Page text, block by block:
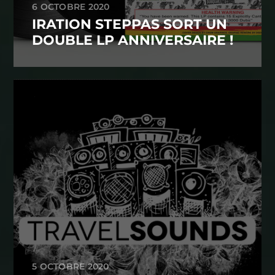
6 OCTOBRE 2020
IRATION STEPPAS SORT UN
DOUBLE LP ANNIVERSAIRE !
5 OCTOBRE 2020